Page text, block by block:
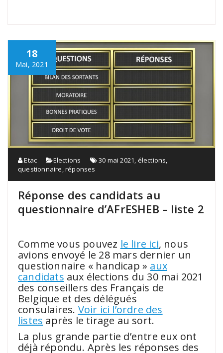
18
Mai, 2021
Etac Elections 30 mai 2021, élections,
questionnaire,réponses
Réponse des candidats au
questionnaire d’AFrESHEB – liste 2
Comme vous pouvez le lire ici, nous
avions envoyé le 28 mars dernier un
questionnaire « handicap » aux
candidats aux élections du 30 mai 2021
des conseillers des Français de
Belgique et des délégués
consulaires. Voir ici l’ordre des
listes après le tirage au sort.
La plus grande partie d’entre eux ont
déjà répondu. Après les réponses des